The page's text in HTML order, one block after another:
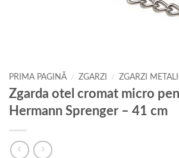
PRIMA PAGINĂ / ZGARZI / ZGARZI
Zgarda otel cromat micro
Hermann Sprenger – 41 cm